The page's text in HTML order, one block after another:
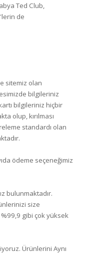
Ted Club,
de
sitemiz olan
bilgileriniz
bilgileriniz hiçbir
olup, kırılması
standardı olan
ödeme seçeneğimiz
bulunmaktadır.
size
%99,9 gibi çok yüksek
Ürünlerini Aynı